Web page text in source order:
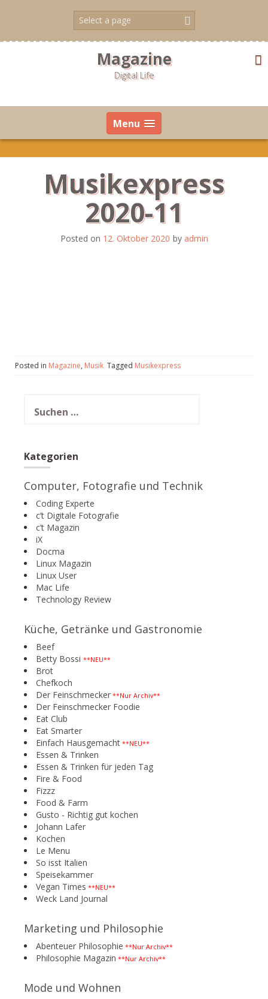
Magazine
Digital Life
Menu
Musikexpress
2020-11
Posted on 12. Oktober 2020 by admin
Posted in Magazine, Musik Tagged Musikexpress
nach:
Kategorien
Computer, Fotografie und Technik
Coding Experte
c’t Digitale Fotografie
c’t Magazin
iX
Docma
Linux Magazin
Linux User
Mac Life
Technology Review
Küche, Getränke und Gastronomie
Beef
Betty Bossi **NEU**
Brot
Chefkoch
Der Feinschmecker **Nur Archiv**
Der Feinschmecker Foodie
Eat Club
Eat Smarter
Einfach Hausgemacht **NEU**
Essen & Trinken
Essen & Trinken für jeden Tag
Fire & Food
Fizzz
Food & Farm
Gusto - Richtig gut kochen
Johann Lafer
Kochen
Le Menu
So isst Italien
Speisekammer
Vegan Times **NEU**
Weck Land Journal
Marketing und Philosophie
Abenteuer Philosophie **Nur Archiv**
Philosophie Magazin **Nur Archiv**
Mode und Wohnen